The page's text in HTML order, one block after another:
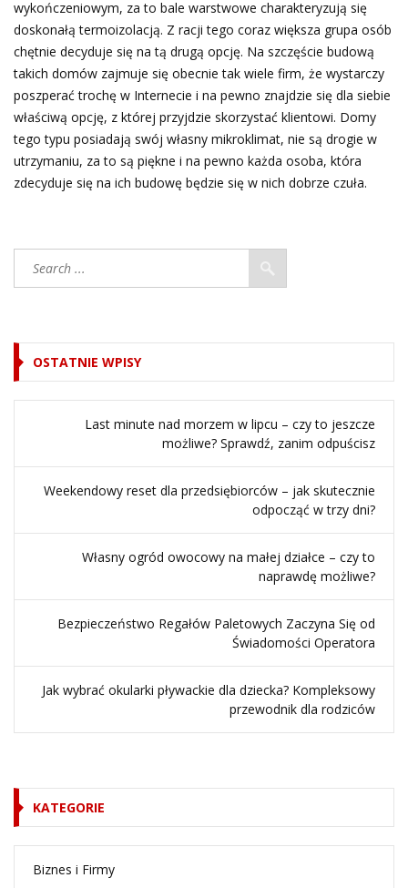
wykończeniowym, za to bale warstwowe charakteryzują się
doskonałą termoizolacją. Z racji tego coraz większa grupa osób
chętnie decyduje się na tą drugą opcję. Na szczęście budową
takich domów zajmuje się obecnie tak wiele firm, że wystarczy
poszperać trochę w Internecie i na pewno znajdzie się dla siebie
właściwą opcję, z której przyjdzie skorzystać klientowi. Domy
tego typu posiadają swój własny mikroklimat, nie są drogie w
utrzymaniu, za to są piękne i na pewno każda osoba, która
zdecyduje się na ich budowę będzie się w nich dobrze czuła.
OSTATNIE WPISY
Last minute nad morzem w lipcu – czy to jeszcze
możliwe? Sprawdź, zanim odpuścisz
Weekendowy reset dla przedsiębiorców – jak skutecznie
odpocząć w trzy dni?
Własny ogród owocowy na małej działce – czy to
naprawdę możliwe?
Bezpieczeństwo Regałów Paletowych Zaczyna Się od
Świadomości Operatora
Jak wybrać okularki pływackie dla dziecka? Kompleksowy
przewodnik dla rodziców
KATEGORIE
Biznes i Firmy